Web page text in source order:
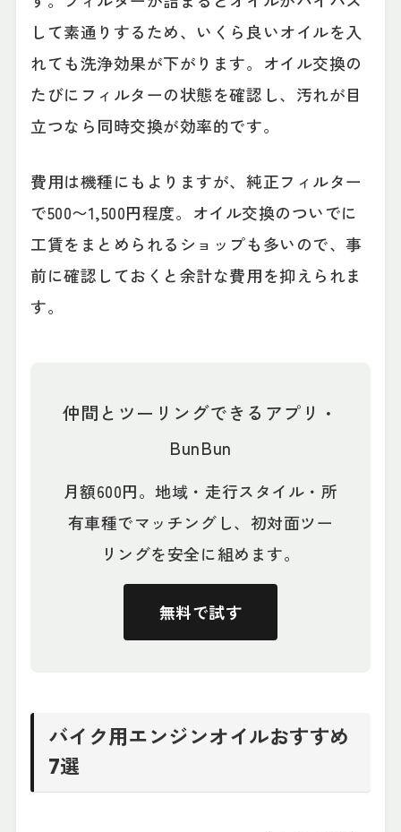
して素通りするため、いくら良いオイルを入
れても洗浄効果が下がります。オイル交換の
たびにフィルターの状態を確認し、汚れが目
立つなら同時交換が効率的です。
費用は機種にもよりますが、純正フィルター
で500〜1,500円程度。オイル交換のついでに
工賃をまとめられるショップも多いので、事
前に確認しておくと余計な費用を抑えられま
す。
仲間とツーリングできるアプリ・
BunBun
月額600円。地域・走行スタイル・所
有車種でマッチングし、初対面ツー
リングを安全に組めます。
無料で試す
バイク用エンジンオイルおすすめ
7選